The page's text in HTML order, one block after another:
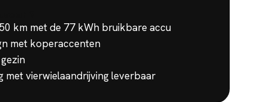
km met de 77 kWh bruikbare accu
met koperaccenten
met vierwielaandrijving leverbaar